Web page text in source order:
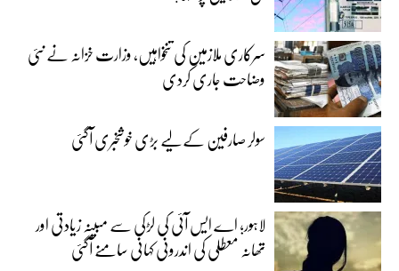
سرکاری ملازمین کی تنخواہیں، وزارت خزانہ نے نئی
وضاحت جاری کردی
سولر صارفین کے لیے بڑی خوشخبری آگئی
لاہور؛ اے ایس آئی کی لڑکی سے مبینہ زیادتی اور
تھانہ معطلی کی اندرونی کہانی سامنے آگئی